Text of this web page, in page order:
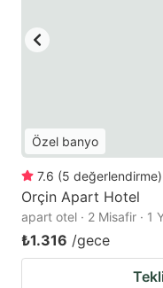
Özel banyo
7.6 (5 değerlendirme)
Orçin Apart Hotel
apart otel · 2 Misafir · 1
₺1.316 /gece